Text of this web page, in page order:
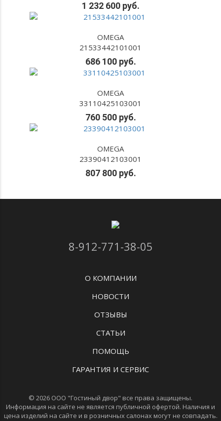
1 232 600 руб.
OMEGA
21533442101001
686 100 руб.
OMEGA
33110425103001
760 500 руб.
OMEGA
23390412103001
807 800 руб.
8-912-771-38-05
О КОМПАНИИ
НОВОСТИ
ОТЗЫВЫ
СТАТЬИ
ПОМОЩЬ
ГАРАНТИЯ И СЕРВИС
© 2026 ООО "Гостиный двор" все права защищены.
Информация на сайте не является публичной офертой. Наличия и
цена изделий на сайте и в розничных салонах могут не совпадать.